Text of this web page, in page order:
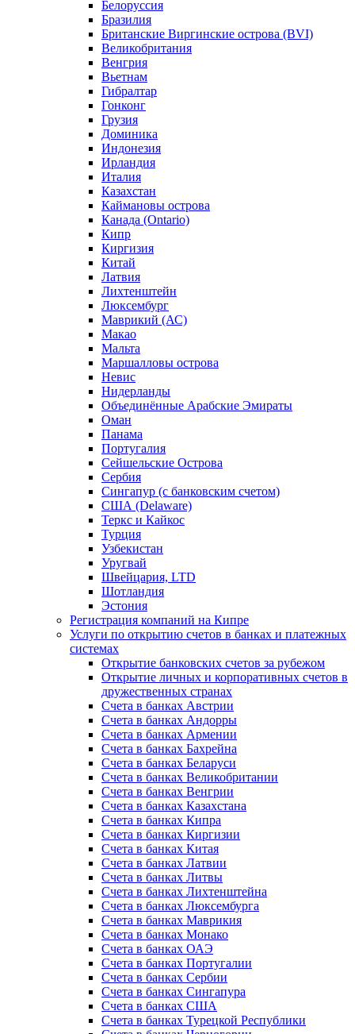
Белоруссия
Бразилия
Британские Виргинские острова (BVI)
Великобритания
Венгрия
Вьетнам
Гибралтар
Гонконг
Грузия
Доминика
Индонезия
Ирландия
Италия
Казахстан
Каймановы острова
Канада (Ontario)
Кипр
Киргизия
Китай
Латвия
Лихтенштейн
Люксембург
Маврикий (АС)
Макао
Мальта
Маршалловы острова
Нeвис
Нидерланды
Объединённые Арабские Эмираты
Оман
Панама
Португалия
Сейшельские Острова
Сербия
Сингапур (c банковским счетом)
США (Delaware)
Теркс и Кайкос
Турция
Узбекистан
Уругвай
Швейцария, LTD
Шотландия
Эстония
Регистрация компаний на Кипре
Услуги по открытию счетов в банках и платежных
системах
Открытие банковских счетов за рубежом
Открытие личных и корпоративных счетов в
дружественных странах
Счета в банках Австрии
Счета в банках Андорры
Счета в банках Армении
Счета в банках Бахрейна
Счета в банках Беларуси
Счета в банках Великобритании
Счета в банках Венгрии
Счета в банках Казахстана
Счета в банках Кипра
Счета в банках Киргизии
Счета в банках Китая
Счета в банках Латвии
Счета в банках Литвы
Счета в банках Лихтенштейна
Счета в банках Люксембурга
Счета в банках Маврикия
Счета в банках Монако
Счета в банках ОАЭ
Счета в банках Португалии
Счета в банках Сербии
Счета в банках Сингапура
Счета в банках США
Счета в банках Турецкой Республики